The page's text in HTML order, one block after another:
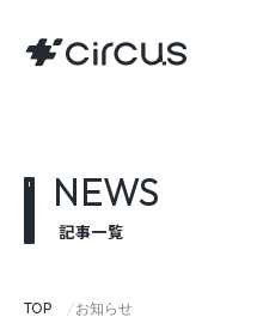
NEWS
記事一覧
TOP お知らせ